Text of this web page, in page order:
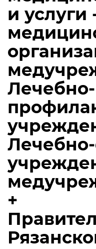
и услуги
Лечебно-
+